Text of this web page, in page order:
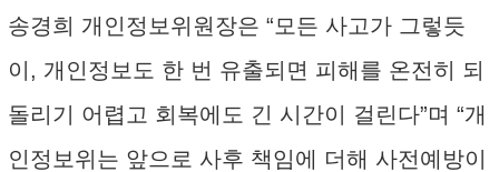
송경희 개인정보위원장은 “모든 사고가 그렇듯
이, 개인정보도 한 번 유출되면 피해를 온전히 되
돌리기 어렵고 회복에도 긴 시간이 걸린다”며 “개
인정보위는 앞으로 사후 책임에 더해 사전예방이